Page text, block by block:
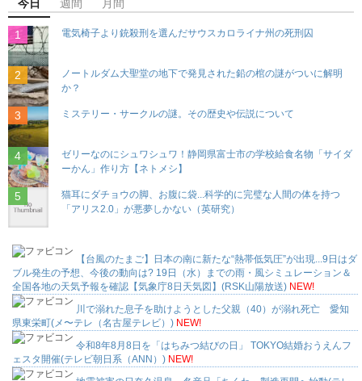
今日 週間 月間
電気椅子より銃殺刑を選んだサウスカロライナ州の死刑囚
ノートルダム大聖堂の地下で発見された鉛の棺の謎がついに解明
か？
ミステリー・サークルの謎。その歴史や伝説について
ゼリーなのにシュワシュワ！静岡県富士市の学校給食名物「サイダ
ーかん」作り方【ネトメシ】
猫耳にダチョウの脚、お腹に袋...科学的に完璧な人間の体を持つ
「アリス2.0」が悪夢しかない（英研究）
【台風のたまご】日本の南に新たな“熱帯低気圧”が出現...9日はダ
ブル発生の予想、今後の動向は? 19日（水）までの雨・風シミュレーション＆
全国各地の天気予報を確認【気象庁8日天気図】(RSK山陽放送) NEW!
川で溺れた息子を助けようとした父親（40）が溺れ死亡 愛知
県東栄町(メ〜テレ（名古屋テレビ）) NEW!
令和8年8月8日を「はちみつ結びの日」 TOKYO結婚おうえんフ
ェスタ開催(テレビ朝日系（ANN）) NEW!